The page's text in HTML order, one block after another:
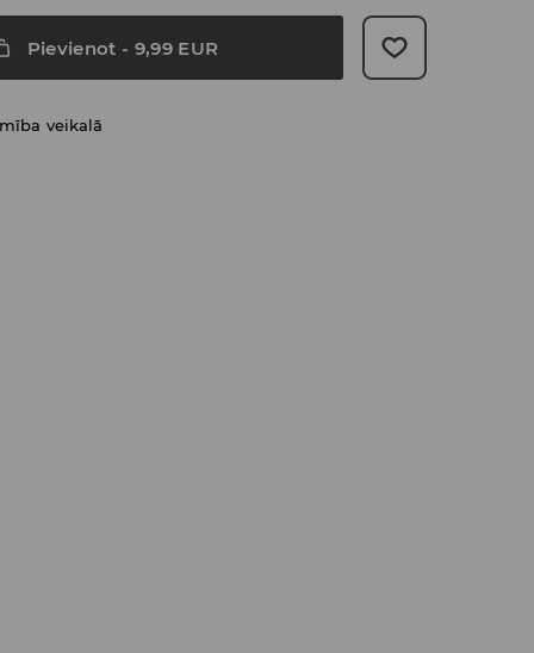
Pievienot - 9,99 EUR
veikalā